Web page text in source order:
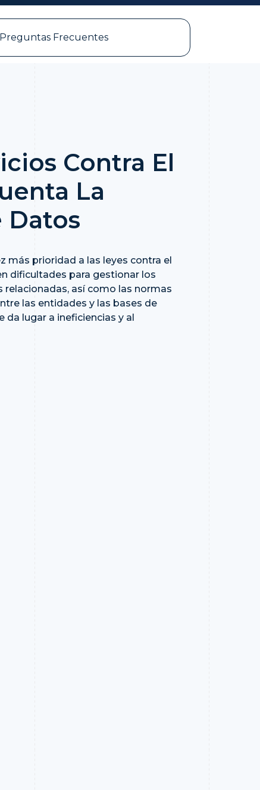
Preguntas Frecuentes
Contra El
La
Datos
más prioridad a las leyes contra el
dificultades para gestionar los
así como las normas
las entidades y las bases de
lugar a ineficiencias y al